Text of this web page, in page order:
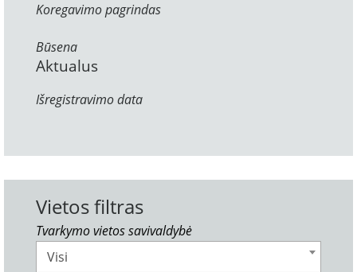
Koregavimo pagrindas
Būsena
Aktualus
Išregistravimo data
Vietos filtras
Tvarkymo vietos savivaldybė
Visi